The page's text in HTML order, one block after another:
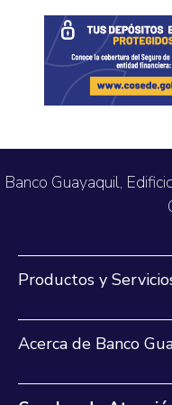
Banco Guayaquil,
Productos y
Acerca de Banco